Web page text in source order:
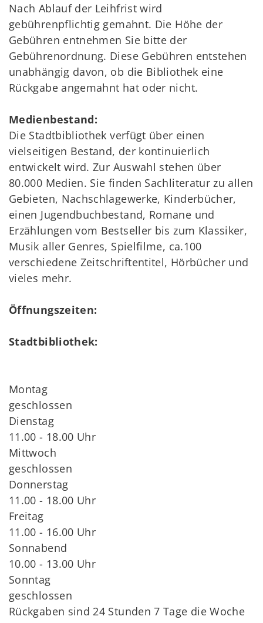
Nach Ablauf der Leihfrist wird
gebührenpflichtig gemahnt. Die Höhe der
Gebühren entnehmen Sie bitte der
Gebührenordnung. Diese Gebühren entstehen
unabhängig davon, ob die Bibliothek eine
Rückgabe angemahnt hat oder nicht.
Medienbestand:
Die Stadtbibliothek verfügt über einen
vielseitigen Bestand, der kontinuierlich
entwickelt wird. Zur Auswahl stehen über
80.000 Medien. Sie finden Sachliteratur zu allen
Gebieten, Nachschlagewerke, Kinderbücher,
einen Jugendbuchbestand, Romane und
Erzählungen vom Bestseller bis zum Klassiker,
Musik aller Genres, Spielfilme, ca.100
verschiedene Zeitschriftentitel, Hörbücher und
vieles mehr.
Öffnungszeiten:
Stadtbibliothek:
Montag
geschlossen
Dienstag
11.00 - 18.00 Uhr
Mittwoch
geschlossen
Donnerstag
11.00 - 18.00 Uhr
Freitag
11.00 - 16.00 Uhr
Sonnabend
10.00 - 13.00 Uhr
Sonntag
geschlossen
Rückgaben sind 24 Stunden 7 Tage die Woche